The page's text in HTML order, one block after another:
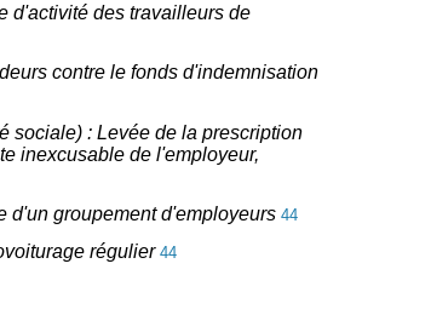
d'activité des travailleurs de
contre le fonds d'indemnisation
sociale) : Levée de la prescription
inexcusable de l'employeur,
d'un groupement d'employeurs 44
régulier 44